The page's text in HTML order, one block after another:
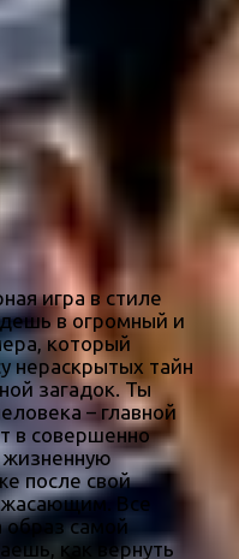
игра в стиле
в огромный и
который
нераскрытых тайн
загадок. Ты
– главной
в совершенно
жизненную
после свой
Все
образ самой
как вернуть